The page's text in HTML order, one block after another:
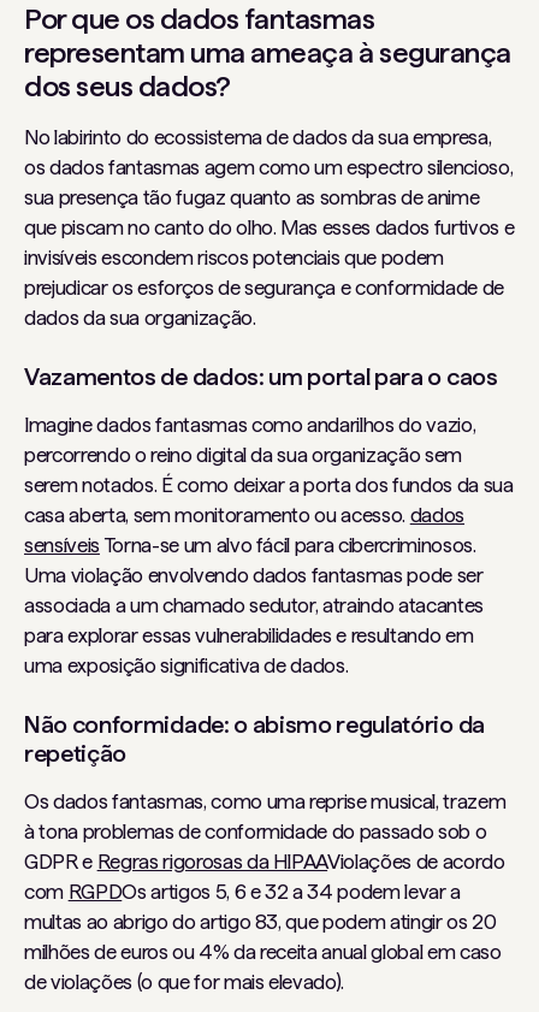
Por que os dados fantasmas
representam uma ameaça à segurança
dos seus dados?
No labirinto do ecossistema de dados da sua empresa,
os dados fantasmas agem como um espectro silencioso,
sua presença tão fugaz quanto as sombras de anime
que piscam no canto do olho. Mas esses dados furtivos e
invisíveis escondem riscos potenciais que podem
prejudicar os esforços de segurança e conformidade de
dados da sua organização.
Vazamentos de dados: um portal para o caos
Imagine dados fantasmas como andarilhos do vazio,
percorrendo o reino digital da sua organização sem
serem notados. É como deixar a porta dos fundos da sua
casa aberta, sem monitoramento ou acesso. dados
sensíveisTorna-se um alvo fácil para cibercriminosos.
Uma violação envolvendo dados fantasmas pode ser
associada a um chamado sedutor, atraindo atacantes
para explorar essas vulnerabilidades e resultando em
uma exposição significativa de dados.
Não conformidade: o abismo regulatório da
repetição
Os dados fantasmas, como uma reprise musical, trazem
à tona problemas de conformidade do passado sob o
GDPR e Regras rigorosas da HIPAAViolações de acordo
com RGPDOs artigos 5, 6 e 32 a 34 podem levar a
multas ao abrigo do artigo 83, que podem atingir os 20
milhões de euros ou 4% da receita anual global em caso
de violações (o que for mais elevado).